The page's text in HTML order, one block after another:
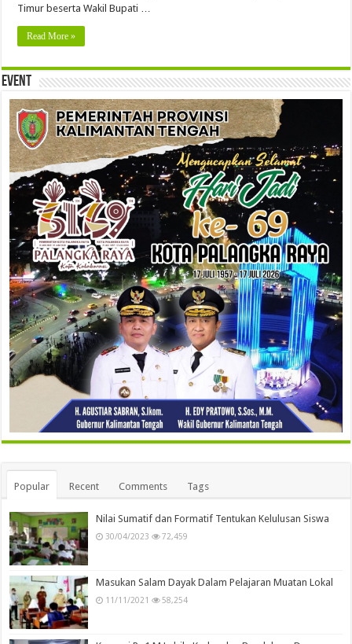
Timur beserta Wakil Bupati …
Read More »
Event
Popular Recent Comments Tags
Nilai Sumatif dan Formatif Tentukan Kelulusan Siswa
30/04/2023 72,459
Masukan Salam Dayak Dalam Pelajaran Muatan Lokal
11/11/2021 58,254